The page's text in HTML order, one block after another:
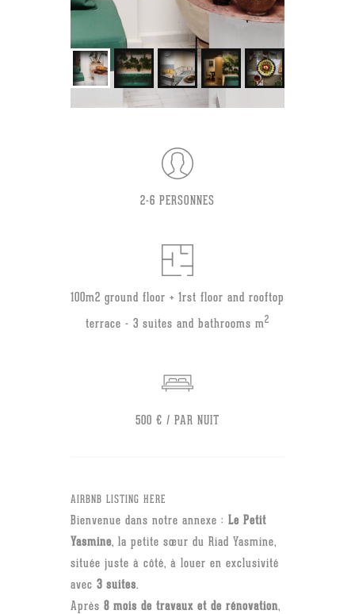
2-6 PERSONNES
100m2 ground floor + 1rst floor and rooftop
terrace - 3 suites and bathrooms m2
500 € / PAR NUIT
AIRBNB LISTING HERE
Bienvenue dans notre annexe : Le Petit
Yasmine, la petite sœur du Riad Yasmine,
située juste à côté, à louer en exclusivité
avec 3 suites.
Après 8 mois de travaux et de rénovation,